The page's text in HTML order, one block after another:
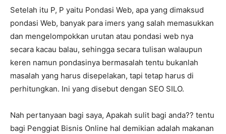
Setelah itu P, P yaitu Pondasi Web, apa yang dimaksud
pondasi Web, banyak para imers yang salah memasukkan
dan mengelompokkan urutan atau pondasi web nya
secara kacau balau, sehingga secara tulisan walaupun
keren namun pondasinya bermasalah tentu bukanlah
masalah yang harus disepelakan, tapi tetap harus di
perhitungkan. Ini yang disebut dengan SEO SILO.
Nah pertanyaan bagi saya, Apakah sulit bagi anda?? tentu
bagi Penggiat Bisnis Online hal demikian adalah makanan